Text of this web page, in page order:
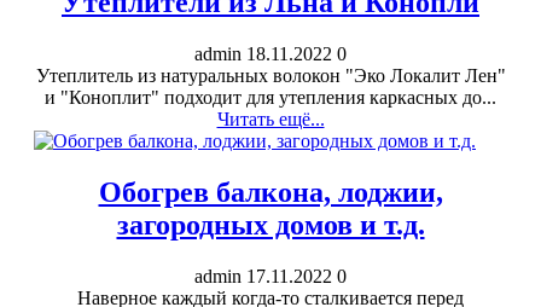
admin 18.11.2022 0
Утеплитель из натуральных волокон "Эко Локалит Лен"
и "Коноплит" подходит для утепления каркасных до...
Читать ещё...
Обогрев балкона, лоджии,
загородных домов и т.д.
admin 17.11.2022 0
Наверное каждый когда-то сталкивается перед